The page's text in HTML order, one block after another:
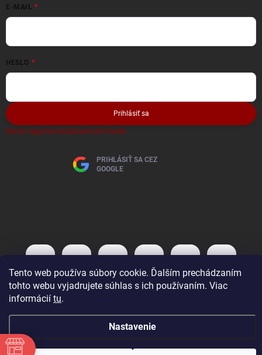
Tento web používa súbory cookie. Ďalším prechádzaním
tohto webu vyjadrujete súhlas s ich používaním. Viac
informácií tu.
Nastavenie
E-MAIL
HESLO
Prihlásiť sa
Nová registráciaZabudnuté heslo
PRIHLÁSIŤ SA CEZ
GOOGLE
AutoBaterky. Všetky práva vyhradené.